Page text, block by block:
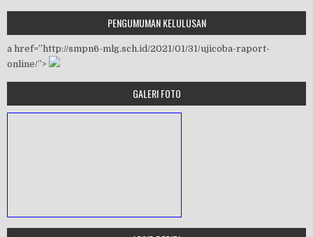
PENGUMUMAN KELULUSAN
a href=”http://smpn6-mlg.sch.id/2021/01/31/ujicoba-raport-
online/”>
GALERI FOTO